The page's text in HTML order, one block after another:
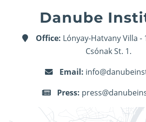
Danube
Office: Lónyay-Hatvany Villa -
Csónak St. 1.
Email:
Press: